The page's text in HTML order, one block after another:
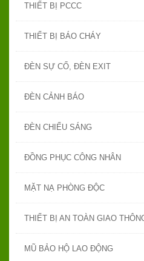
THIẾT BỊ PCCC
THIẾT BỊ BÁO CHÁY
ĐÈN SỰ CỐ, ĐÈN EXIT
ĐÈN CẢNH BÁO
ĐÈN CHIẾU SÁNG
ĐỒNG PHỤC CÔNG NHÂN
MẶT NẠ PHÒNG ĐỘC
THIẾT BỊ AN TOÀN GIAO
MŨ BẢO HỘ LAO ĐỘNG